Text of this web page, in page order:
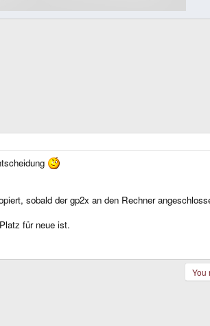
sobald der gp2x an den Rechner
für neue ist.
You